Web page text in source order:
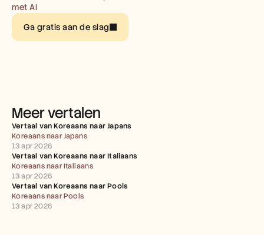
met AI
Ga gratis aan de slag
Meer vertalen
Vertaal van Koreaans naar Japans
Koreaans naar Japans
13 apr 2026
Vertaal van Koreaans naar Italiaans
Koreaans naar Italiaans
13 apr 2026
Vertaal van Koreaans naar Pools
Koreaans naar Pools
13 apr 2026
Plan een demo